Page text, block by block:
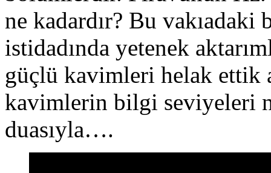
ne kadardır? Bu vakıadaki
istidadında yetenek
güçlü kavimleri helak
kavimlerin bilgi seviyeleri
duasıyla….